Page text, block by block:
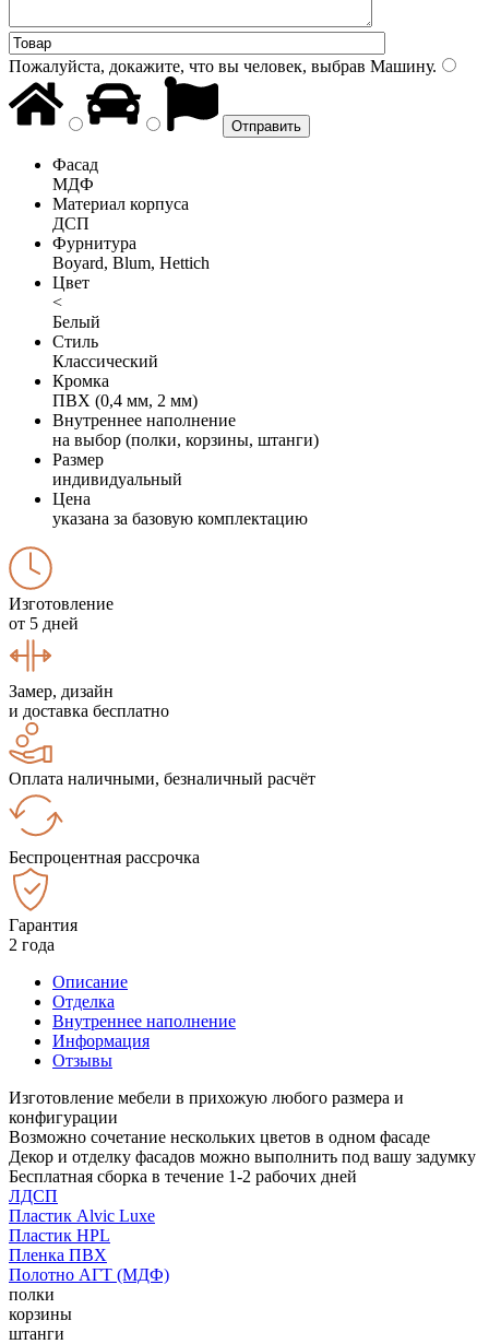
Пожалуйста, докажите, что вы человек, выбрав Машину.
Фасад
МДФ
Материал корпуса
ДСП
Фурнитура
Boyard, Blum, Hettich
Цвет
<
Белый
Стиль
Классический
Кромка
ПВХ (0,4 мм, 2 мм)
Внутреннее наполнение
на выбор (полки, корзины, штанги)
Размер
индивидуальный
Цена
указана за базовую комплектацию
Изготовление
от 5 дней
Замер, дизайн
и доставка бесплатно
Оплата наличными, безналичный расчёт
Беспроцентная рассрочка
Гарантия
2 года
Описание
Отделка
Внутреннее наполнение
Информация
Отзывы
Изготовление мебели в прихожую любого размера и
конфигурации
Возможно сочетание нескольких цветов в одном фасаде
Декор и отделку фасадов можно выполнить под вашу задумку
Бесплатная сборка в течение 1-2 рабочих дней
ЛДСП
Пластик Alvic Luxe
Пластик HPL
Пленка ПВХ
Полотно АГТ (МДФ)
полки
корзины
штанги